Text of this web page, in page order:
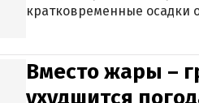
кратковременные осадки
Вместо жары –
ухудшится